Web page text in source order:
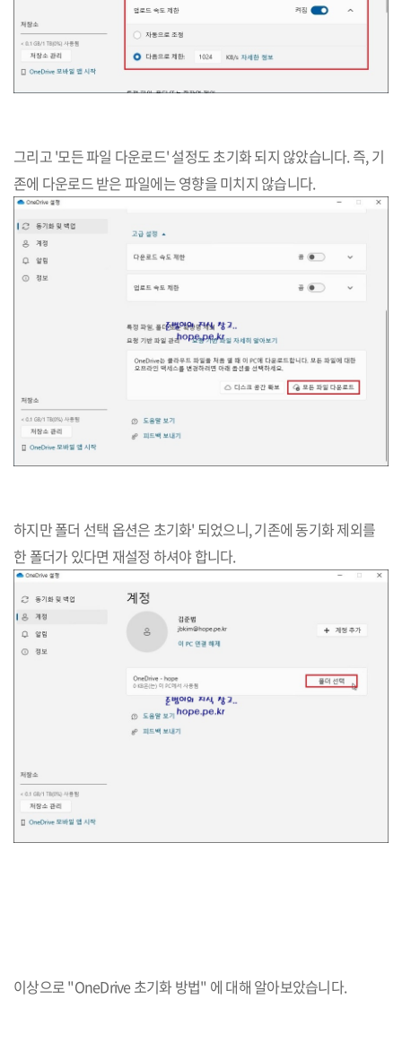
그리고 '모든 파일 다운로드' 설정도 초기화 되지 않았습니다. 즉, 기
존에 다운로드 받은 파일에는 영향을 미치지 않습니다.
하지만 폴더 선택 옵션은 초기화' 되었으니, 기존에 동기화 제외를
한 폴더가 있다면 재설정 하셔야 합니다.
이상으로 "OneDrive 초기화 방법" 에 대해 알아보았습니다.